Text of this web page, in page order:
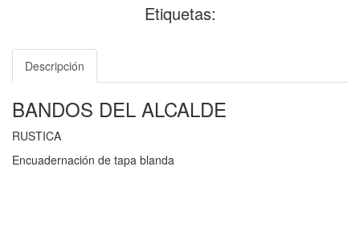
Etiquetas:
Descripción
BANDOS DEL ALCALDE
RUSTICA
Encuadernación de tapa blanda